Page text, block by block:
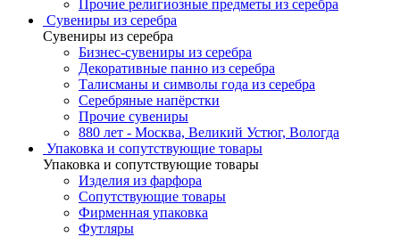
Прочие религиозные предметы из серебра
Сувениры из серебра
Сувениры из серебра
Бизнес-сувениры из серебра
Декоративные панно из серебра
Талисманы и символы года из серебра
Серебряные напёрстки
Прочие сувениры
880 лет - Москва, Великий Устюг, Вологда
Упаковка и сопутствующие товары
Упаковка и сопутствующие товары
Изделия из фарфора
Сопутствующие товары
Фирменная упаковка
Футляры